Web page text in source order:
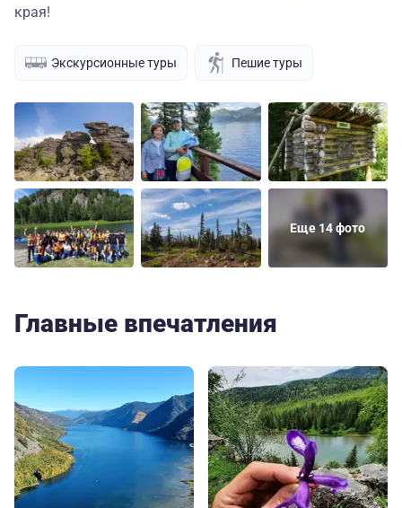
края!
Экскурсионные туры Пешие туры
Еще 14 фото
Главные впечатления